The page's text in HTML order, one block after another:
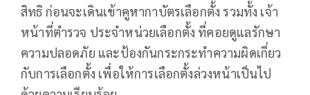
สิทธิ ก่อนจะเดินเข้าคูหากาบัตรเลือกตั้ง รวมทั้ง เจ้า
หน้าที่ตำรวจ ประจำหน่วยเลือกตั้ง ที่คอยดูแลรักษา
ความปลอดภัย และป้องกันกระกระทำความผิดเกี่ยว
กับการเลือกตั้ง เพื่อให้การเลือกตั้งล่วงหน้าเป็นไป